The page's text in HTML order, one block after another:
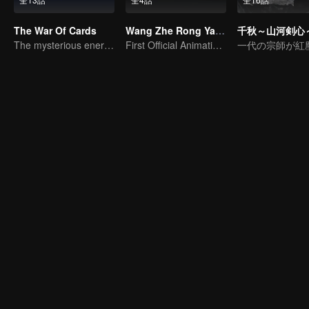
The War Of Cards
The mysterious energy from cards caused a war, how did Chen Mu handle it?
Wang Zhe Rong Yao Donghua
First Official Animation of Honor of Kings
千秋～山河剣心